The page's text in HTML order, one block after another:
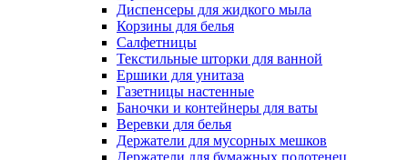
Диспенсеры для жидкого мыла
Корзины для белья
Салфетницы
Текстильные шторки для ванной
Ершики для унитаза
Газетницы настенные
Баночки и контейнеры для ваты
Веревки для белья
Держатели для мусорных мешков
Держатели для бумажных полотенец